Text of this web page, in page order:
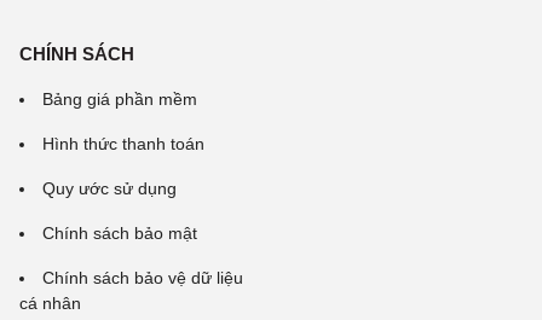
CHÍNH SÁCH
Bảng giá phần mềm
Hình thức thanh toán
Quy ước sử dụng
Chính sách bảo mật
Chính sách bảo vệ dữ liệu
cá nhân